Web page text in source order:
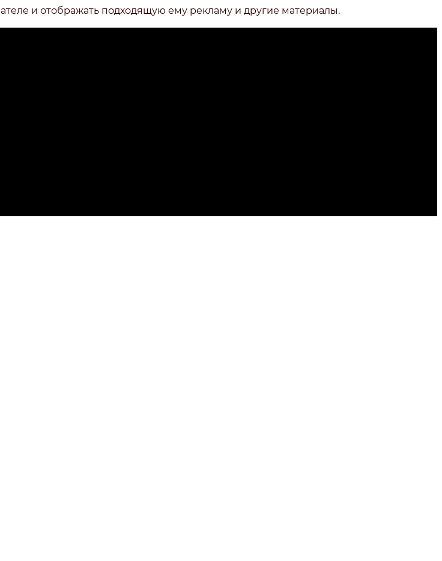
и отображать подходящую ему рекламу и другие материалы.